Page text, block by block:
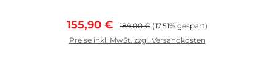
Verkaufspreis:
155,90 € Regulärer Preis:
189,00 € (17.51% gespart)
Preise inkl. MwSt. zzgl. Versandkosten